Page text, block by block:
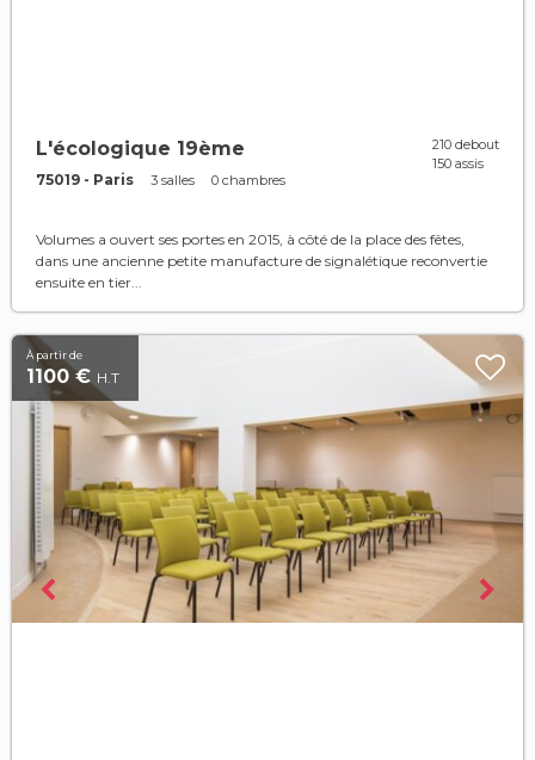
L'écologique 19ème
75019 - Paris 3 salles 0 chambres
210 debout
150 assis
Volumes a ouvert ses portes en 2015, à côté de la place des fêtes,
dans une ancienne petite manufacture de signalétique reconvertie
ensuite en tier...
À partir de
1100 € H.T